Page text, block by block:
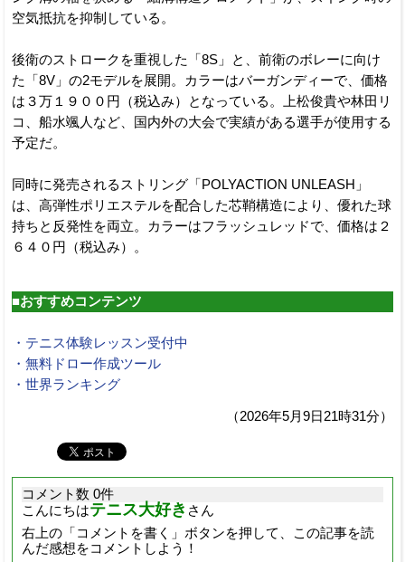
空気抵抗を抑制している。
後衛のストロークを重視した「8S」と、前衛のボレーに向け
た「8V」の2モデルを展開。カラーはバーガンディーで、価格
は３万１９００円（税込み）となっている。上松俊貴や林田リ
コ、船水颯人など、国内外の大会で実績がある選手が使用する
予定だ。
同時に発売されるストリング「POLYACTION UNLEASH」
は、高弾性ポリエステルを配合した芯鞘構造により、優れた球
持ちと反発性を両立。カラーはフラッシュレッドで、価格は２
６４０円（税込み）。
■おすすめコンテンツ
・テニス体験レッスン受付中
・無料ドロー作成ツール
・世界ランキング
（2026年5月9日21時31分）
コメント数 0件
こんにちはテニス大好き さん
右上の「コメントを書く」ボタンを押して、この記事を読
んだ感想をコメントしよう！